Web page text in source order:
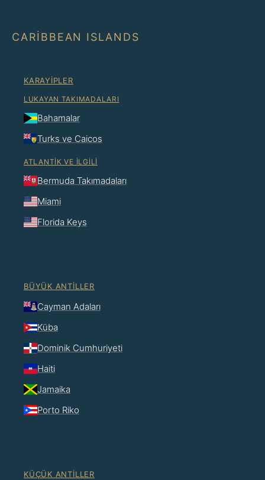
CARIBBEAN ISLANDS
KARAYIPLER
LUKAYAN TAKIMADALARI
Bahamalar
Turks ve Caicos
ATLANTIK VE İLGILI
Bermuda Takımadaları
Miami
Florida Keys
BÜYÜK ANTILLER
Cayman Adaları
Küba
Dominik Cumhuriyeti
Haiti
Jamaika
Porto Riko
KÜÇÜK ANTILLER